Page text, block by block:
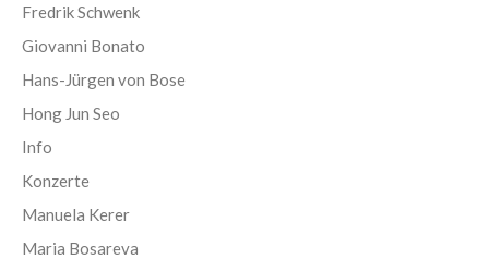
Fredrik Schwenk
Giovanni Bonato
Hans-Jürgen von Bose
Hong Jun Seo
Info
Konzerte
Manuela Kerer
Maria Bosareva